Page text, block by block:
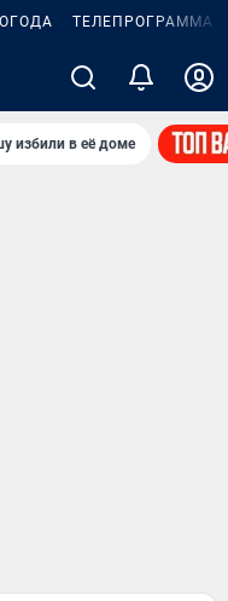
ТЕЛЕПРОГРАММА
избили в её доме